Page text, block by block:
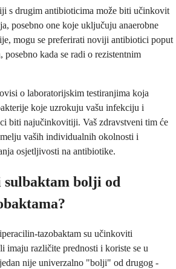
s drugim antibioticima može biti učinkovit
posebno one koje uključuju anaerobne
mogu se preferirati noviji antibiotici poput
kada se radi o rezistentnim
o laboratorijskim testiranjima koja
koje uzrokuju vašu infekciju i
biti najučinkovitiji. Vaš zdravstveni tim će
vaših individualnih okolnosti i
osjetljivosti na antibiotike.
bolji od
tazobaktam su učinkoviti
imaju različite prednosti i koriste se u
nije univerzalno "bolji" od drugog -